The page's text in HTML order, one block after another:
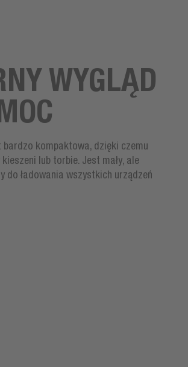
WYGLĄD
bardzo kompaktowa, dzięki czemu
lub torbie. Jest mały, ale
do ładowania wszystkich urządzeń